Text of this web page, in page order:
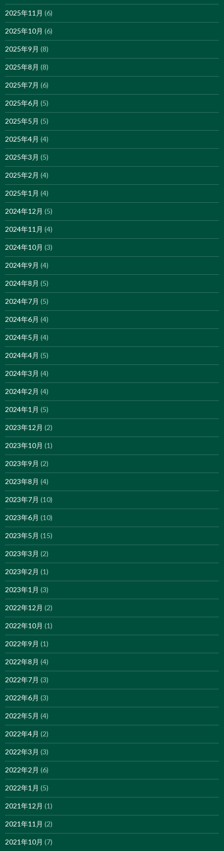
2025年11月 (6)
2025年10月 (6)
2025年9月 (8)
2025年8月 (8)
2025年7月 (6)
2025年6月 (5)
2025年5月 (5)
2025年4月 (4)
2025年3月 (5)
2025年2月 (4)
2025年1月 (4)
2024年12月 (5)
2024年11月 (4)
2024年10月 (3)
2024年9月 (4)
2024年8月 (5)
2024年7月 (5)
2024年6月 (4)
2024年5月 (4)
2024年4月 (5)
2024年3月 (4)
2024年2月 (4)
2024年1月 (5)
2023年12月 (2)
2023年10月 (1)
2023年9月 (2)
2023年8月 (4)
2023年7月 (10)
2023年6月 (10)
2023年5月 (15)
2023年3月 (2)
2023年2月 (1)
2023年1月 (3)
2022年12月 (2)
2022年10月 (1)
2022年9月 (1)
2022年8月 (4)
2022年7月 (3)
2022年6月 (3)
2022年5月 (4)
2022年4月 (2)
2022年3月 (3)
2022年2月 (6)
2022年1月 (5)
2021年12月 (1)
2021年11月 (2)
2021年10月 (7)